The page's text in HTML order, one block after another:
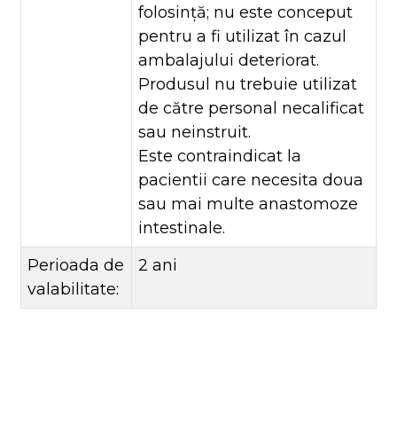
folosință; nu este conceput
pentru a fi utilizat în cazul
ambalajului deteriorat.
Produsul nu trebuie utilizat
de către personal necalificat
sau neinstruit.
Este contraindicat la
pacientii care necesita doua
sau mai multe anastomoze
intestinale.
Perioada de
valabilitate:
2 ani